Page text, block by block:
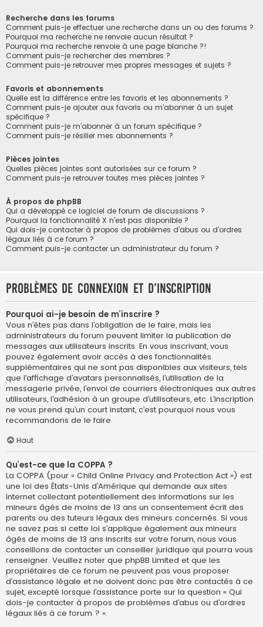
Recherche dans les forums
Comment puis-je effectuer une recherche dans un ou des forums ?
Pourquoi ma recherche ne renvoie aucun résultat ?
Pourquoi ma recherche renvoie à une page blanche ?!
Comment puis-je rechercher des membres ?
Comment puis-je retrouver mes propres messages et sujets ?
Favoris et abonnements
Quelle est la différence entre les favoris et les abonnements ?
Comment puis-je ajouter aux favoris ou m’abonner à un sujet
spécifique ?
Comment puis-je m’abonner à un forum spécifique ?
Comment puis-je résilier mes abonnements ?
Pièces jointes
Quelles pièces jointes sont autorisées sur ce forum ?
Comment puis-je retrouver toutes mes pièces jointes ?
À propos de phpBB
Qui a développé ce logiciel de forum de discussions ?
Pourquoi la fonctionnalité X n’est pas disponible ?
Qui dois-je contacter à propos de problèmes d’abus ou d’ordres
légaux liés à ce forum ?
Comment puis-je contacter un administrateur du forum ?
Problèmes de connexion et d’inscription
Pourquoi ai-je besoin de m’inscrire ?
Vous n’êtes pas dans l’obligation de le faire, mais les
administrateurs du forum peuvent limiter la publication de
messages aux utilisateurs inscrits. En vous inscrivant, vous
pouvez également avoir accès à des fonctionnalités
supplémentaires qui ne sont pas disponibles aux visiteurs, tels
que l’affichage d’avatars personnalisés, l’utilisation de la
messagerie privée, l’envoi de courriers électroniques aux autres
utilisateurs, l’adhésion à un groupe d’utilisateurs, etc. L’inscription
ne vous prend qu’un court instant, c’est pourquoi nous vous
recommandons de le faire.
Haut
Qu’est-ce que la COPPA ?
La COPPA (pour « Child Online Privacy and Protection Act ») est
une loi des États-Unis d’Amérique qui demande aux sites
internet collectant potentiellement des informations sur les
mineurs âgés de moins de 13 ans un consentement écrit des
parents ou des tuteurs légaux des mineurs concernés. Si vous
ne savez pas si cette loi s’applique également aux mineurs
âgés de moins de 13 ans inscrits sur votre forum, nous vous
conseillons de contacter un conseiller juridique qui pourra vous
renseigner. Veuillez noter que phpBB Limited et que les
propriétaires de ce forum ne peuvent pas vous proposer
d’assistance légale et ne doivent donc pas être contactés à ce
sujet, excepté lorsque l’assistance porte sur la question « Qui
dois-je contacter à propos de problèmes d’abus ou d’ordres
légaux liés à ce forum ? ».